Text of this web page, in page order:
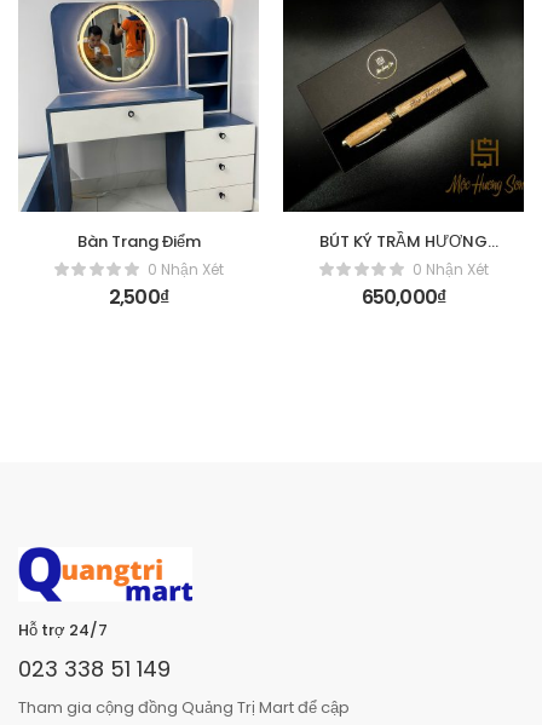
Bàn Trang Điểm
0 Nhận Xét
2,500₫
BÚT KÝ TRẦM HƯƠNG
PHONG THỦY (khắc tên
miễn phí)
0 Nhận Xét
650,000₫
Hỗ trợ 24/7
023 338 51 149
Tham gia cộng đồng Quảng Trị Mart để cập